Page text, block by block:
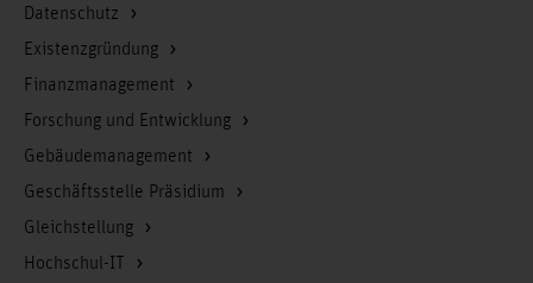
Datenschutz
Existenzgründung
Finanzmanagement
Forschung und Entwicklung
Gebäudemanagement
Geschäftsstelle Präsidium
Gleichstellung
Hochschul-IT